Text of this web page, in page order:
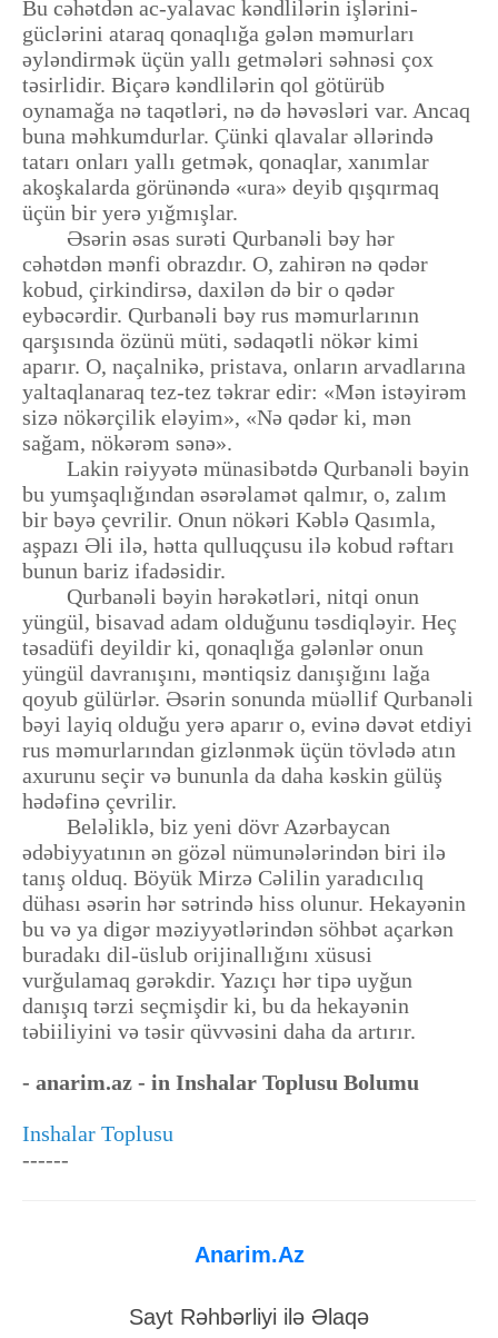
Bu cəhətdən ac-yalavac kəndlilərin işlərini-
güclərini ataraq qonaqlığa gələn məmurları
əyləndirmək üçün yallı getmələri səhnəsi çox
təsirlidir. Biçarə kəndlilərin qol götürüb
oynamağa nə taqətləri, nə də həvəsləri var. Ancaq
buna məhkumdurlar. Çünki qlavalar əllərində
tatarı onları yallı getmək, qonaqlar, xanımlar
akoşkalarda görünəndə «ura» deyib qışqırmaq
üçün bir yerə yığmışlar.
Əsərin əsas surəti Qurbanəli bəy hər
cəhətdən mənfi obrazdır. O, zahirən nə qədər
kobud, çirkindirsə, daxilən də bir o qədər
eybəcərdir. Qurbanəli bəy rus məmurlarının
qarşısında özünü müti, sədaqətli nökər kimi
aparır. O, naçalnikə, pristava, onların arvadlarına
yaltaqlanaraq tez-tez təkrar edir: «Mən istəyirəm
sizə nökərçilik eləyim», «Nə qədər ki, mən
sağam, nökərəm sənə».
Lakin rəiyyətə münasibətdə Qurbanəli bəyin
bu yumşaqlığından əsərəlamət qalmır, o, zalım
bir bəyə çevrilir. Onun nökəri Kəblə Qasımla,
aşpazı Əli ilə, hətta qulluqçusu ilə kobud rəftarı
bunun bariz ifadəsidir.
Qurbanəli bəyin hərəkətləri, nitqi onun
yüngül, bisavad adam olduğunu təsdiqləyir. Heç
təsadüfi deyildir ki, qonaqlığa gələnlər onun
yüngül davranışını, məntiqsiz danışığını lağa
qoyub gülürlər. Əsərin sonunda müəllif Qurbanəli
bəyi layiq olduğu yerə aparır o, evinə dəvət etdiyi
rus məmurlarından gizlənmək üçün tövlədə atın
axurunu seçir və bununla da daha kəskin gülüş
hədəfinə çevrilir.
Beləliklə, biz yeni dövr Azərbaycan
ədəbiyyatının ən gözəl nümunələrindən biri ilə
tanış olduq. Böyük Mirzə Cəlilin yaradıcılıq
dühası əsərin hər sətrində hiss olunur. Hekayənin
bu və ya digər məziyyətlərindən söhbət açarkən
buradakı dil-üslub orijinallığını xüsusi
vurğulamaq gərəkdir. Yazıçı hər tipə uyğun
danışıq tərzi seçmişdir ki, bu da hekayənin
təbiiliyini və təsir qüvvəsini daha da artırır.
- anarim.az - in Inshalar Toplusu Bolumu
Inshalar Toplusu
------
Anarim.Az
Sayt Rəhbərliyi ilə Əlaqə